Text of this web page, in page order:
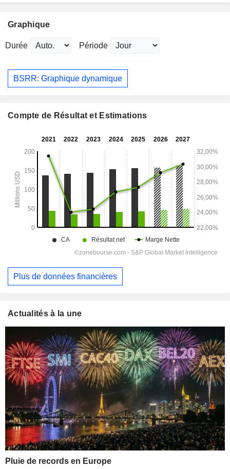
Graphique
Durée Période
BSRR: Graphique dynamique
Compte de Résultat et Estimations
Plus de données financières
Actualités à la une
Pluie de records en Europe